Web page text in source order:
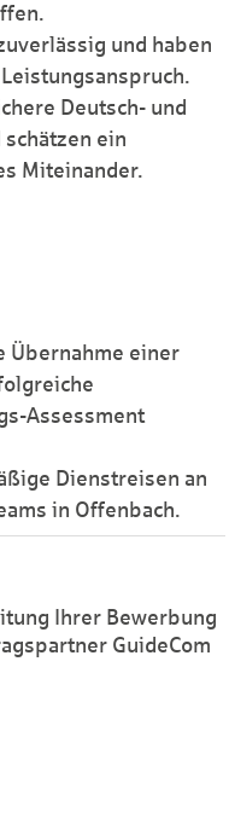
und haben
Deutsch- und
ein
Miteinander.
Übernahme einer
Assessment
Dienstreisen an
in Offenbach.
Ihrer Bewerbung
GuideCom